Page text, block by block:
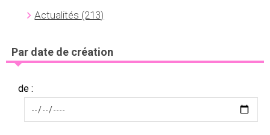
Actualités (213)
Par date de création
de :